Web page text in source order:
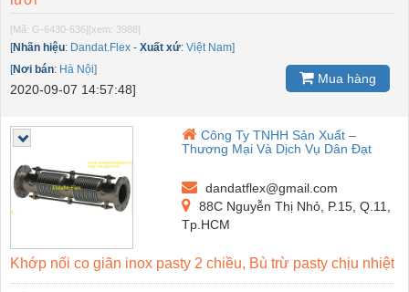
[Mã: G-6430-636][xem: 3988]
[Nhãn hiệu: Dandat.Flex - Xuất xứ: Việt Nam]
[Nơi bán: Hà Nội]
2020-09-07 14:57:48]
Mua hàng
Công Ty TNHH Sản Xuất –
Thương Mại Và Dịch Vụ Dân Đạt
dandatflex@gmail.com
88C Nguyễn Thị Nhỏ, P.15, Q.11,
Tp.HCM
Khớp nối co giãn inox pasty 2 chiều, Bù trừ pasty chịu nhiệt